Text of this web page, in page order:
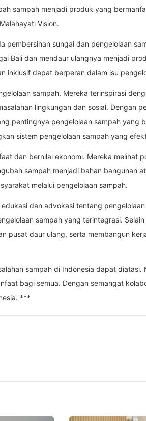
sampah menjadi produk yang
Vision.
pembersihan sungai dan pengelolaan
Bali dan mendaur ulangnya menjadi
inklusif dapat berperan dalam isu
sampah. Mereka terinspirasi
lingkungan dan sosial. Dengan
pentingnya pengelolaan sampah yang
sistem pengelolaan sampah yang
dan bernilai ekonomi. Mereka melihat
sampah menjadi bahan bangunan
melalui pengelolaan sampah.
dan advokasi tentang
sampah yang terintegrasi.
pusat daur ulang, serta membangun
sampah di Indonesia dapat
bagi semua. Dengan semangat
***